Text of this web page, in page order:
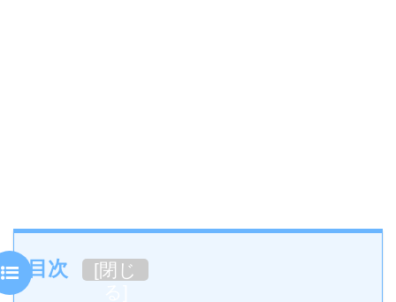
目次 [閉じ